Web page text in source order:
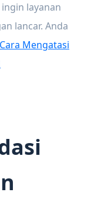
layanan
lancar. Anda
Cara Mengatasi